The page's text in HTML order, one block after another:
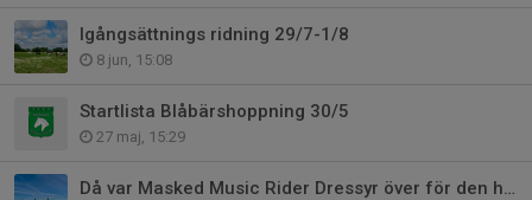
Igångsättnings ridning 29/7-1/8
8 jun, 15:08
Startlista Blåbärshoppning 30/5
27 maj, 15:29
Då var Masked Music Rider Dressyr över för den här gången 🎠